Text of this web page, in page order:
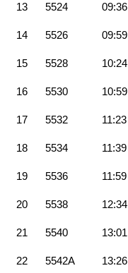
13 5524 09:36
14 5526 09:59
15 5528 10:24
16 5530 10:59
17 5532 11:23
18 5534 11:39
19 5536 11:59
20 5538 12:34
21 5540 13:01
22 5542A 13:26